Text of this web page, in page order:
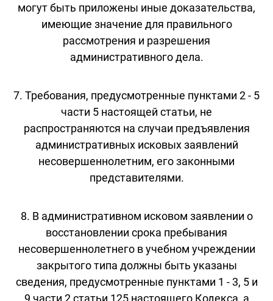
могут быть приложены иные доказательства,
имеющие значение для правильного
рассмотрения и разрешения
административного дела.
7. Требования, предусмотренные пунктами 2 - 5
части 5 настоящей статьи, не
распространяются на случаи предъявления
административных исковых заявлений
несовершеннолетним, его законными
представителями.
8. В административном исковом заявлении о
восстановлении срока пребывания
несовершеннолетнего в учебном учреждении
закрытого типа должны быть указаны
сведения, предусмотренные пунктами 1 - 3, 5 и
9 части 2 статьи 125 настоящего Кодекса, а